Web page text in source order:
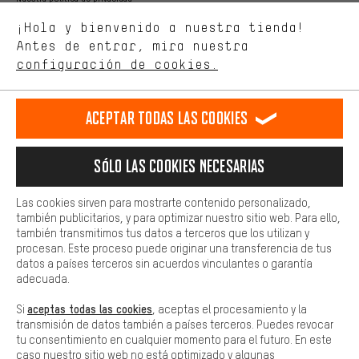
Idioma"
español
ES english
EN Deutsch
DE
RESCINDIR EL CONTRATO Comunidad de Aquisgrán Programa de afiliados
Aviso Legal Protección de datos Condiciones Generales
Plataforma de reportes Reciclaje de baterias
Configuración de las cookies Ajusta el contraste
Todos los precios indicados son en euros e sin MwSt, más
gastos de envío aEstados Unidos.
¡Hola y bienvenido a nuestra tienda!
Antes de entrar, mira nuestra
configuración de cookies.
tienda. Con las cookies de rendimiento, puedes influir en la mejora
de nuestro sitio web y nuestra oferta de la tienda con tu
comportamiento de compra.
Más confort
cookies de comodidad, creamos enlaces a plataformas de redes
sociales. Esto nos permite proporcionarle más contenido e
adicionales que le ayudarán a encontrar los productos adecuados.
preguntas de forma rápida y sencilla.
Básica
Las cookies básicas aseguran que puedas usar nuestro sitio web.
Aceptar todas las cookies
Sólo las cookies necesarias
Las cookies sirven para mostrarte contenido personalizado,
también publicitarios, y para optimizar nuestro sitio web. Para ello,
también transmitimos tus datos a terceros que los utilizan y
procesan. Este proceso puede originar una transferencia de tus
datos a países terceros sin acuerdos vinculantes o garantía
adecuada.
Si aceptas todas las cookies , aceptas el procesamiento y la
transmisión de datos también a países terceros. Puedes revocar
tu consentimiento en cualquier momento para el futuro. En este
caso nuestro sitio web no está optimizado y algunas